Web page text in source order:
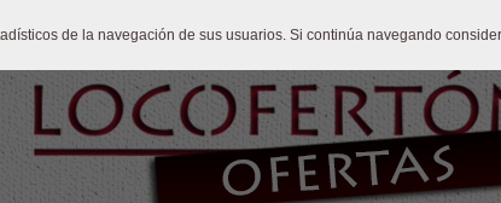
de la navegación de sus usuarios. Si continúa navegando